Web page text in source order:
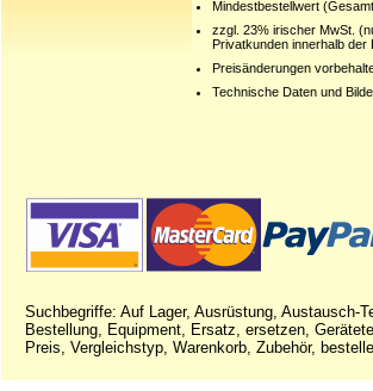
Mindestbestellwert
zzgl. 23% irischer MwSt.
Privatkunden innerhalb der
Preisänderungen
Technische Daten und
Suchbegriffe: Auf Lager, Ausrüstung, Austausch-
Bestellung, Equipment, Ersatz, ersetzen,
Preis, Vergleichstyp, Warenkorb, Zubehör,